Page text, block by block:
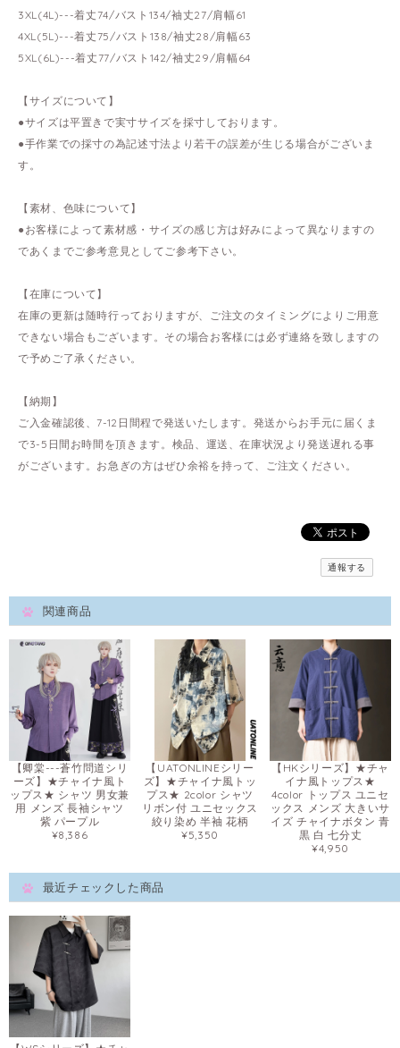
3XL(4L)---着丈74/バスト134/袖丈27/肩幅61
4XL(5L)---着丈75/バスト138/袖丈28/肩幅63
5XL(6L)---着丈77/バスト142/袖丈29/肩幅64
【サイズについて】
●サイズは平置きで実寸サイズを採寸しております。
●手作業での採寸の為記述寸法より若干の誤差が生じる場合がございま
す。
【素材、色味について】
●お客様によって素材感・サイズの感じ方は好みによって異なりますの
であくまでご参考意見としてご参考下さい。
【在庫について】
在庫の更新は随時行っておりますが、ご注文のタイミングによりご用意
できない場合もございます。その場合お客様には必ず連絡を致しますの
で予めご了承ください。
【納期】
ご入金確認後、7-12日間程で発送いたします。発送からお手元に届くま
で3-5日間お時間を頂きます。検品、運送、在庫状況より発送遅れる事
がございます。お急ぎの方はぜひ余裕を持って、ご注文ください。
通報する
関連商品
【卿棠---蒼竹問道シリ
ーズ】★チャイナ風ト
ップス★ シャツ 男女兼
用 メンズ 長袖シャツ
紫 パープル
¥8,386
【UATONLINEシリー
ズ】★チャイナ風トッ
プス★ 2color シャツ
リボン付 ユニセックス
絞り染め 半袖 花柄
¥5,350
【HKシリーズ】★チャ
イナ風トップス★
4color トップス ユニセ
ックス メンズ 大きいサ
イズ チャイナボタン 青
黒 白 七分丈
¥4,950
最近チェックした商品